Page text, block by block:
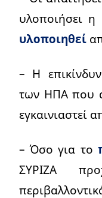
υλοποιήσει η
υλοποιηθεί
– Η
των ΗΠΑ που
εγκαινιαστεί
– Όσο για το
ΣΥΡΙΖΑ